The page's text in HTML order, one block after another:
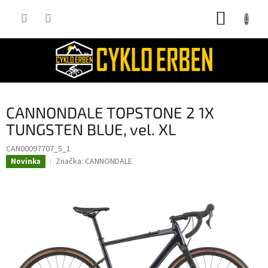
CANNONDALE TOPSTONE 2 1X
TUNGSTEN BLUE, vel. XL
CAN00097707_5_1
Novinka Značka: CANNONDALE